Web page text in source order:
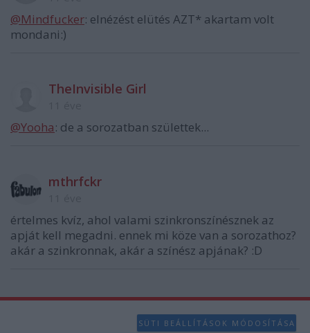
@Mindfucker: elnézést elütés AZT* akartam volt
mondani:)
TheInvisible Girl
@Yooha: de a sorozatban születtek...
mthrfckr
értelmes kvíz, ahol valami szinkronszínésznek az
apját kell megadni. ennek mi köze van a sorozathoz?
akár a szinkronnak, akár a színész apjának? :D
SÜTI BEÁLLÍTÁSOK MÓDOSÍTÁSA